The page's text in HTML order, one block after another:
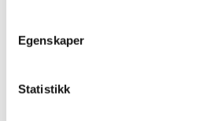
Egenskaper
StatistikkProfesjonaliserte